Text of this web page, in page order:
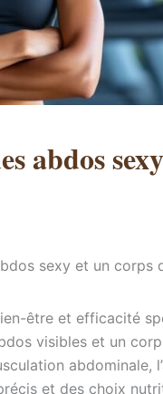
abdos
sexy et un corps
être et efficacité
visibles et un
abdominale,
et des choix